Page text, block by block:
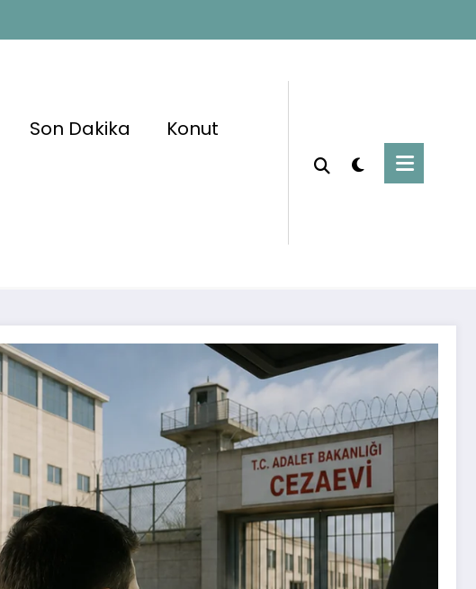
Son Dakika Konut
Adalet Bakanlığı